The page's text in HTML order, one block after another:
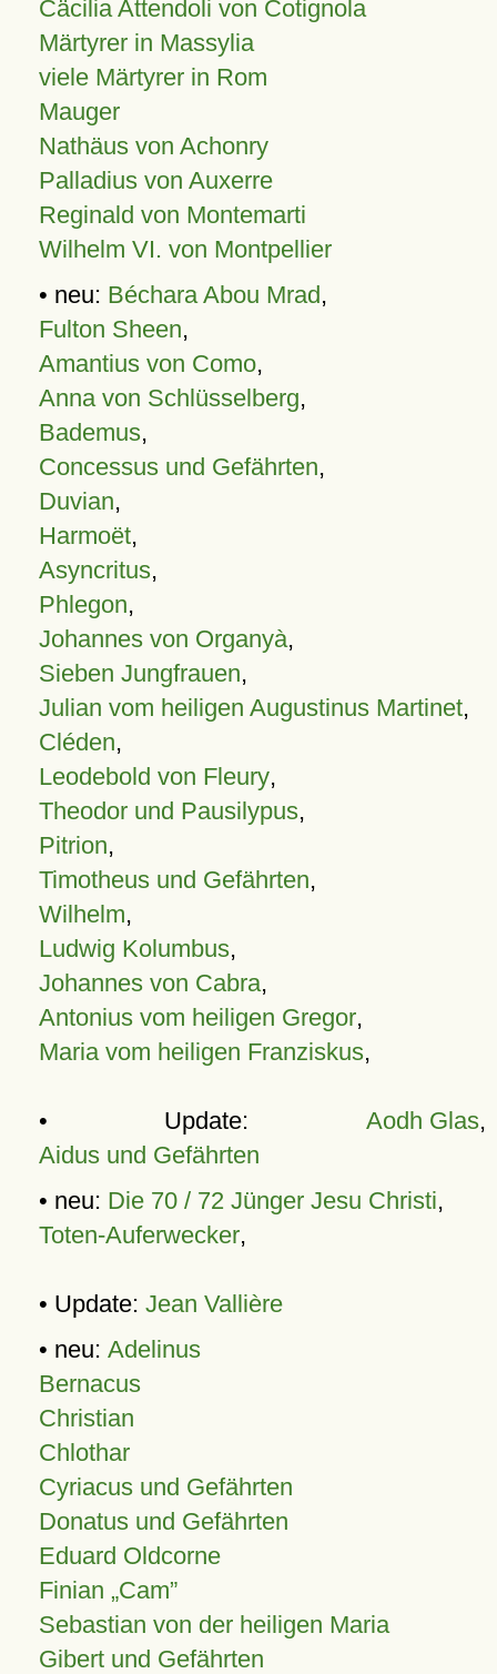
Cäcilia Attendoli von Cotignola
Märtyrer in Massylia
viele Märtyrer in Rom
Mauger
Nathäus von Achonry
Palladius von Auxerre
Reginald von Montemarti
Wilhelm VI. von Montpellier
• neu: Béchara Abou Mrad,
Fulton Sheen,
Amantius von Como,
Anna von Schlüsselberg,
Bademus,
Concessus und Gefährten,
Duvian,
Harmoët,
Asyncritus,
Phlegon,
Johannes von Organyà,
Sieben Jungfrauen,
Julian vom heiligen Augustinus Martinet,
Cléden,
Leodebold von Fleury,
Theodor und Pausilypus,
Pitrion,
Timotheus und Gefährten,
Wilhelm,
Ludwig Kolumbus,
Johannes von Cabra,
Antonius vom heiligen Gregor,
Maria vom heiligen Franziskus,
• Update: Aodh Glas,
Aidus und Gefährten
• neu: Die 70 / 72 Jünger Jesu Christi,
Toten-Auferwecker,
• Update: Jean Vallière
• neu: Adelinus
Bernacus
Christian
Chlothar
Cyriacus und Gefährten
Donatus und Gefährten
Eduard Oldcorne
Finian Cam
Sebastian von der heiligen Maria
Gibert und Gefährten